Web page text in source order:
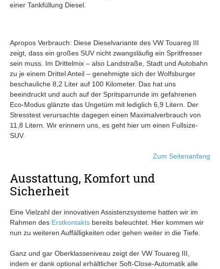
einer Tankfüllung Diesel.
Apropos Verbrauch: Diese Dieselvariante des VW Touareg III
zeigt, dass ein großes SUV nicht zwangsläufig ein Spritfresser
sein muss. Im Drittelmix – also Landstraße, Stadt und Autobahn
zu je einem Drittel Anteil – genehmigte sich der Wolfsburger
beschauliche 8,2 Liter auf 100 Kilometer. Das hat uns
beeindruckt und auch auf der Spritsparrunde im gefahrenen
Eco-Modus glänzte das Ungetüm mit lediglich 6,9 Litern. Der
Stresstest verursachte dagegen einen Maximalverbrauch von
11,8 Litern. Wir erinnern uns, es geht hier um einen Fullsize-
SUV.
Zum Seitenanfang
Ausstattung, Komfort und
Sicherheit
Eine Vielzahl der innovativen Assistenzsysteme hatten wir im
Rahmen des Erstkontakts bereits beleuchtet. Hier kommen wir
nun zu weiteren Auffälligkeiten oder gehen weiter in die Tiefe.
Ganz und gar Oberklasseniveau zeigt der VW Touareg III,
indem er dank optional erhältlicher Soft-Close-Automatik alle